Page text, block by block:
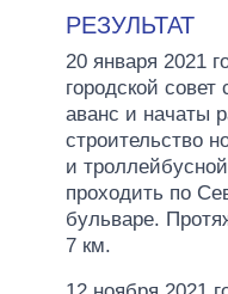
РЕЗУЛЬТАТ
20 января 2021
городской
аванс и начаты
строительство
и
проходить по
бульваре.
7 км.